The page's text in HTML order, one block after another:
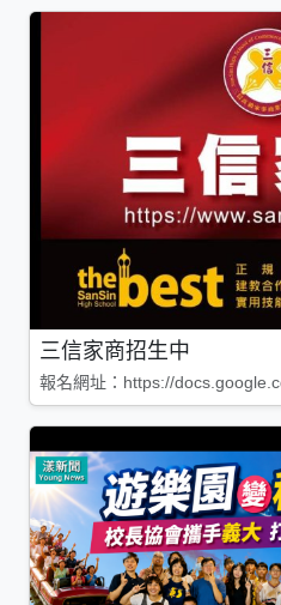
三信家商招生中
報名網址：https://